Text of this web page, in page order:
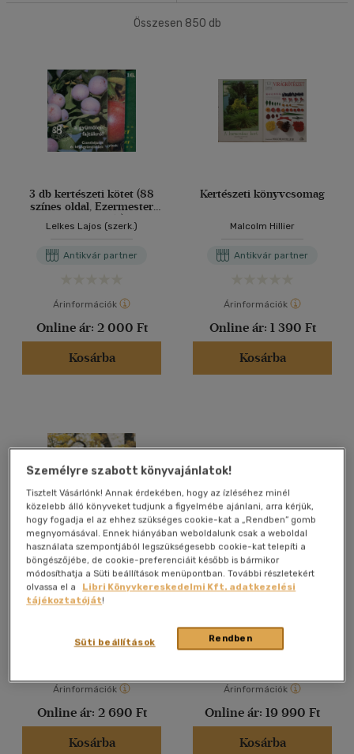
(182)
Korosztály szerint
Felnőtt(170)
Nyelv szerint
Angol(8)
Német
(2)
Alkalmaz
Összesen 850 db
3 db kertészeti kötet (88
színes oldal, Ezermester
kiskönyvtár)
Lelkes Lajos (szerk.)
Antikvár partner
Árinformációk
Online ár: 2 000 Ft
Kosárba
Kertészeti könyvcsomag
Malcolm Hillier
Antikvár partner
Árinformációk
Online ár: 1 390 Ft
Kosárba
88 színes oldal: Egy-és
kétnyári virágokról + A
díszfákról + Az évelőkről +
nappali lepkékről + A
növényekről + A lakás, a
téli
Antikvár partner
Árinformációk
Online ár: 2 690 Ft
Kosárba
A M. Kir. Kertészeti
Tanintézet közleményei
Antikvár partner
Árinformációk
Online ár: 19 990 Ft
Kosárba
Személyre szabott könyvajánlatok!
Tisztelt Vásárlónk! Annak érdekében, hogy az ízléséhez minél
közelebb álló könyveket tudjunk a figyelmébe ajánlani, arra kérjük,
hogy fogadja el az ehhez szükséges cookie-kat a „Rendben” gomb
megnyomásával. Ennek hiányában weboldalunk csak a weboldal
használata szempontjából legszükségesebb cookie-kat telepíti a
böngészőjébe, de cookie-preferenciáit később is bármikor
módosíthatja a Süti beállítások menüpontban. További részletekért
olvassa el a
Libri Könyvkereskedelmi Kft. adatkezelési
tájékoztatóját!
Rendben
Süti beállítások